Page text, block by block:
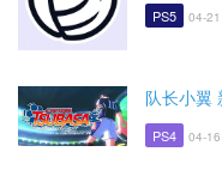
PS5 04-
队长小翼
PS4 04-